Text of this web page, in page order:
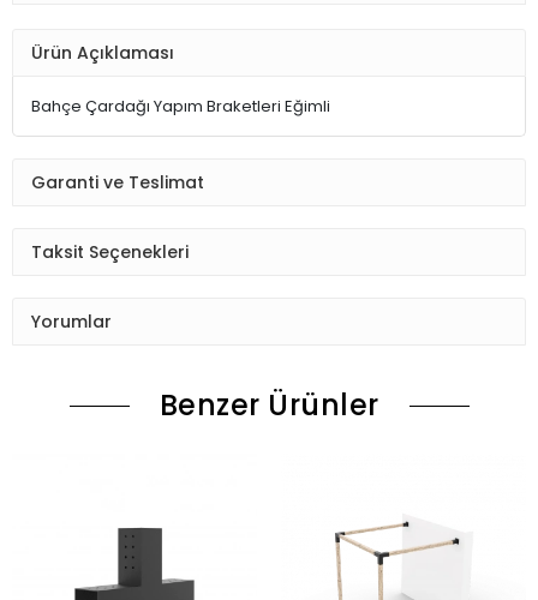
Ürün Açıklaması
Bahçe Çardağı Yapım Braketleri Eğimli
Garanti ve Teslimat
Taksit Seçenekleri
Yorumlar
Benzer Ürünler